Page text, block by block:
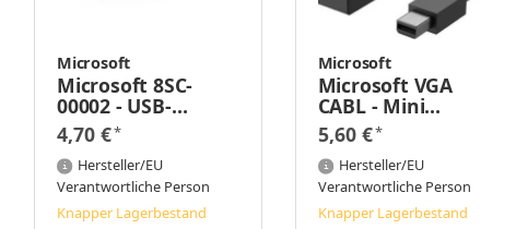
Microsoft
Microsoft 8SC-
00002 - USB-
Receiver - 1,9 g -
Schwarz
4,70 €*
Hersteller/EU
Verantwortliche Person
Knapper Lagerbestand
Microsoft
Microsoft VGA
CABL - Mini
DisplayPort - VGA
(D-Sub) - Männlich
- Weiblich - 1.1a -
1920 x 1200 Pixel
5,60 €*
Hersteller/EU
Verantwortliche Person
Knapper Lagerbestand